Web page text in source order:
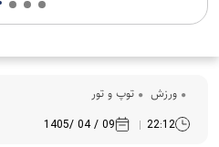
ورزش توپ و تور
22:12
09 / 04 /1405